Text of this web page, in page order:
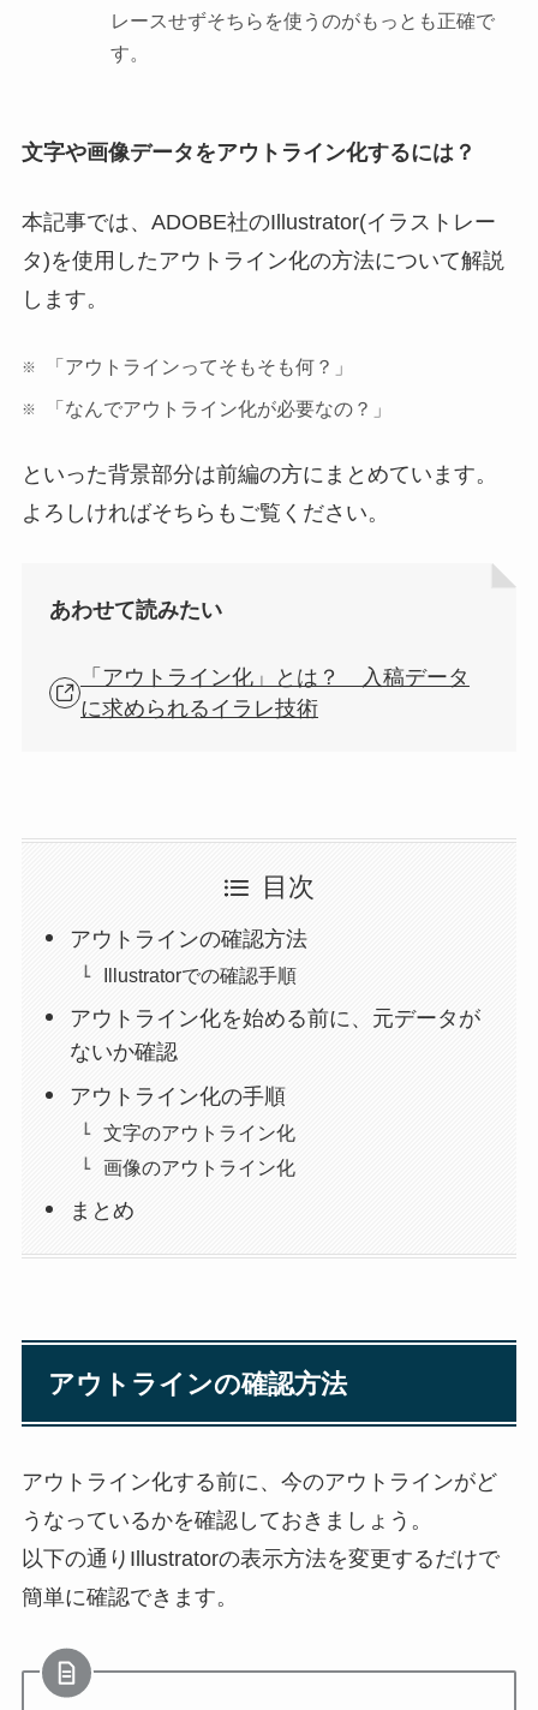
レースせずそちらを使うのがもっとも正確で
す。
文字や画像データをアウトライン化するには？
本記事では、ADOBE社のIllustrator(イラストレー
タ)を使用したアウトライン化の方法について解説
します。
「アウトラインってそもそも何？」
「なんでアウトライン化が必要なの？」
といった背景部分は前編の方にまとめています。
よろしければそちらもご覧ください。
あわせて読みたい
「アウトライン化」とは？ 入稿データ
に求められるイラレ技術
目次
アウトラインの確認方法
Illustratorでの確認手順
アウトライン化を始める前に、元データが
ないか確認
アウトライン化の手順
文字のアウトライン化
画像のアウトライン化
まとめ
アウトラインの確認方法
アウトライン化する前に、今のアウトラインがど
うなっているかを確認しておきましょう。
以下の通りIllustratorの表示方法を変更するだけで
簡単に確認できます。